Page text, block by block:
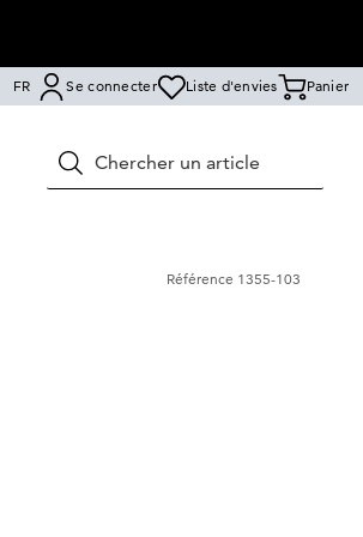
FR Se connecter Liste d'envies Panier
Rechercher
Référence 1355-103